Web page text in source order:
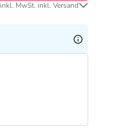
inkl. MwSt. inkl. Versand